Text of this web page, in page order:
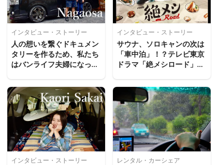
インタビュー・ストーリー
人の想いを繋ぐドキュメン
タリーを作るため、私たち
はバンライフ夫婦になった
インタビュー・ストーリー
サウナ、ソロキャンの次は
「車中泊」！？テレビ東京
ドラマ「絶メシロード」の
インタビュー・ストーリー レンタル・カーシェア